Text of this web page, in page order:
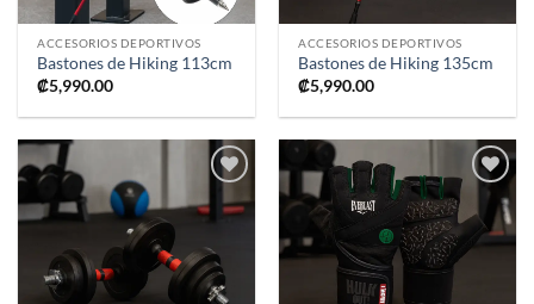
ACCESORIOS DEPORTIVOS
Bastones de Hiking 113cm
₡5,990.00
ACCESORIOS DEPORTIVOS
Bastones de Hiking 135cm
₡5,990.00
Añadir
a la
deseos
Añadir
a la
lista de
deseos